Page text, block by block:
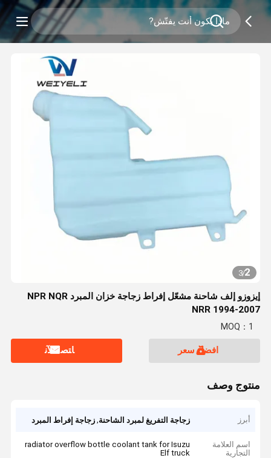
2
/
3
إيزوزو إلف شاحنة مشعّل إفراط زجاجة خزان المبرد NPR NQR
NRR 1994-2007
MOQ：1
افضل سعر ﺎﺘﺼﻟ ﺍﻶﻧ
منتوج وصف
أبرز زجاجة التفريغ لمبرد الشاحنة,زجاجة إفراط المبرد
اسم العلامة
التجارية
radiator overflow bottle coolant tank for Isuzu
Elf truck